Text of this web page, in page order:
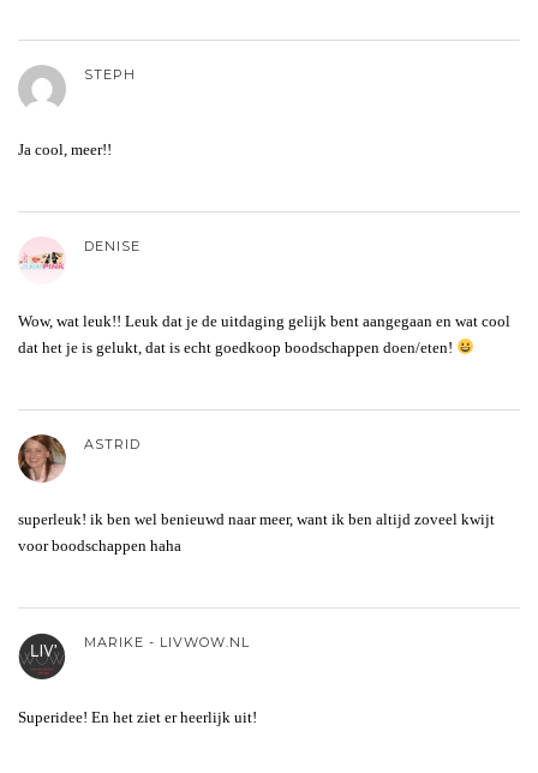
STEPH
Ja cool, meer!!
DENISE
Wow, wat leuk!! Leuk dat je de uitdaging gelijk bent aangegaan en wat cool
dat het je is gelukt, dat is echt goedkoop boodschappen doen/eten!
ASTRID
superleuk! ik ben wel benieuwd naar meer, want ik ben altijd zoveel kwijt
voor boodschappen haha
MARIKE - LIVWOW.NL
Superidee! En het ziet er heerlijk uit!